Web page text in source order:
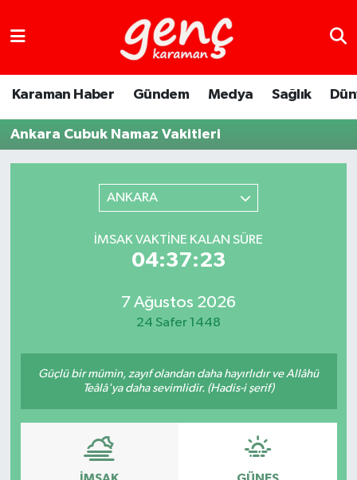
Karaman Haber Gündem Medya Sağlık
Ankara Cubuk Namaz Vakitleri
ANKARA
İMSAK VAKTINE KALAN SÜRE
04:37:23
7 Ağustos 2026
24 Safer 1448
Güçlü bir mümin, zayıf olandan daha hayırlıdır ve Allâhü
Teâlâ'ya daha sevimlidir. (Hadis-i şerif)